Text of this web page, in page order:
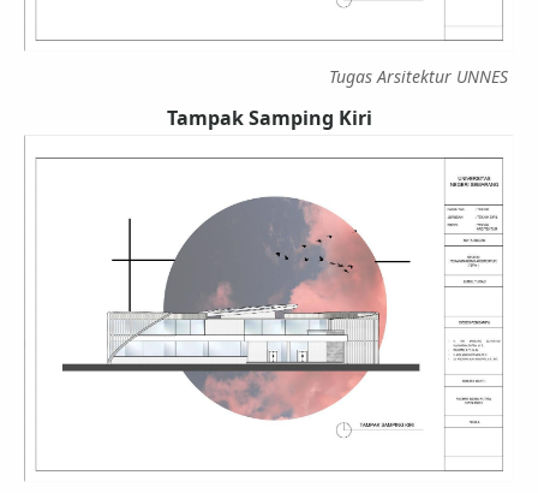
Tugas Arsitektur UNNES
Tampak Samping Kiri